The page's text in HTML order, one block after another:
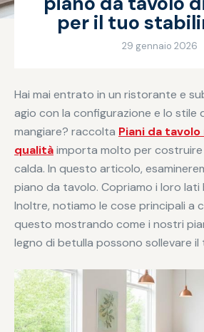
per il tuo
29 gennaio 2026
Hai mai entrato in un ristorante e
agio con la configurazione e lo stile
mangiare? raccolta Piani da
qualitàimporta molto per costruire
calda. In questo articolo,
piano da tavolo. Copriamo i loro lati
Inoltre, notiamo le cose principali a
questo mostrando come i nostri
legno di betulla possono sollevare